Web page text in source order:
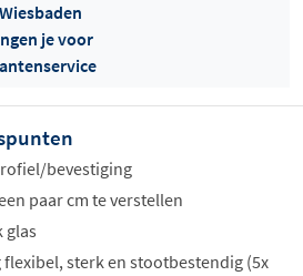
je voor
bevestiging
paar cm te verstellen
glas
flexibel, sterk en stootbestendig (5x